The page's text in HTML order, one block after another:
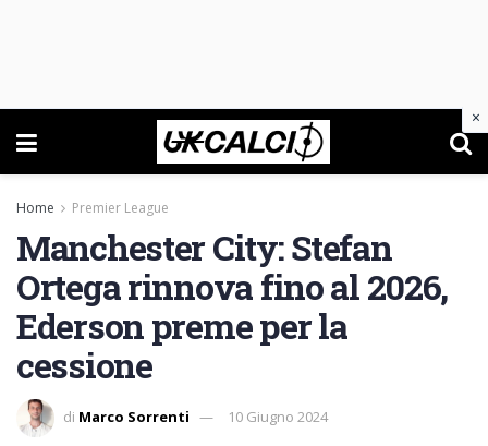
Home Premier League
Manchester City: Stefan
Ortega rinnova fino al 2026,
Ederson preme per la
cessione
di Marco Sorrenti 10 Giugno 2024
×